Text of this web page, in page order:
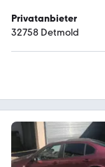
Privatanbieter
32758 Detmold